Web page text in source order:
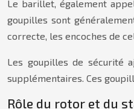
Le barillet, également
goupilles sont
correcte, les encoches de
Les goupilles de sécurité
supplémentaires. Ces
Rôle du rotor et du